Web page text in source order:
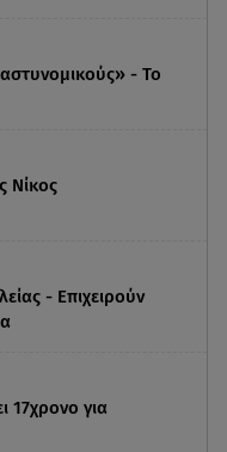
- Το
Νίκος
- Επιχειρούν
17χρονο για